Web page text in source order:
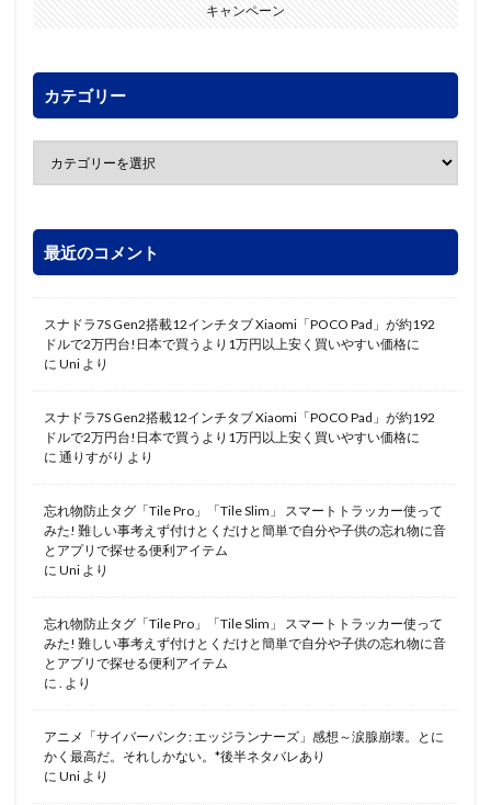
キャンペーン
カテゴリー
最近のコメント
スナドラ7S Gen2搭載12インチタブ Xiaomi「POCO Pad」が約192
ドルで2万円台!日本で買うより1万円以上安く買いやすい価格に
に Uni より
スナドラ7S Gen2搭載12インチタブ Xiaomi「POCO Pad」が約192
ドルで2万円台!日本で買うより1万円以上安く買いやすい価格に
に 通りすがり より
忘れ物防止タグ「Tile Pro」「Tile Slim」 スマートトラッカー使って
みた! 難しい事考えず付けとくだけと簡単で自分や子供の忘れ物に音
とアプリで探せる便利アイテム
に Uni より
忘れ物防止タグ「Tile Pro」「Tile Slim」 スマートトラッカー使って
みた! 難しい事考えず付けとくだけと簡単で自分や子供の忘れ物に音
とアプリで探せる便利アイテム
に
より
アニメ「サイバーパンク: エッジランナーズ」感想～涙腺崩壊。とに
かく最高だ。それしかない。*後半ネタバレあり
に Uni より